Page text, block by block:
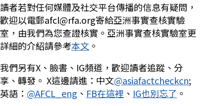
讀者若對任何媒體及社交平台傳播的信息有疑問，
歡迎以電郵afcl@rfa.org寄給亞洲事實查核實驗
室，由我們為您查證核實。亞洲事實查核實驗室更
詳細的介紹請參考本文 。
我們另有X、臉書、IG頻道，歡迎讀者追蹤、分
享、轉發。 X這邊請進：中文@asiafactcheckcn;
英語： @AFCL_eng 、 FB在這裡 、 IG也別忘了 。